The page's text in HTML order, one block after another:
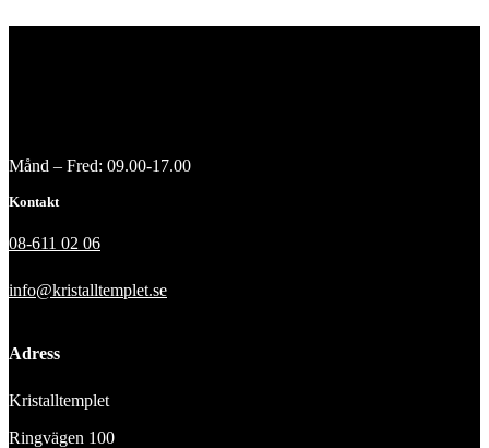
Månd – Fred: 09.00-17.00
Kontakt
08-611 02 06
info@kristalltemplet.se
Adress
Kristalltemplet
Ringvägen 100